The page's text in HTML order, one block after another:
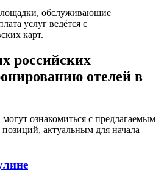
обслуживающие
услуг ведётся с
карт.
российских
отелей в
ознакомиться с предлагаемым
актуальным для начала